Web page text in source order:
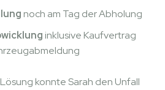
noch am Tag der Abholung
inklusive Kaufvertrag
konnte Sarah den Unfall